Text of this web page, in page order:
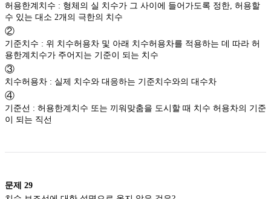
허용한계치수 : 형체의 실 치수가 그 사이에 들어가도록 정한, 허용할
수 있는 대소 2개의 극한의 치수
②
기준치수 : 위 치수허용차 및 아래 치수허용차를 적용하는 데 따라 허
용한계치수가 주어지는 기준이 되는 치수
③
치수허용차 : 실제 치수와 대응하는 기준치수와의 대수차
④
기준선 : 허용한계치수 또는 끼워맞춤을 도시할 때 치수 허용차의 기준
이 되는 직선
문제 29